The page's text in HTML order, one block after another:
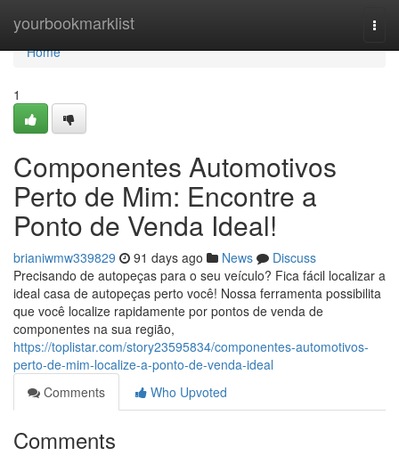
yourbookmarklist
Home
Home
1
Componentes Automotivos
Perto de Mim: Encontre a
Ponto de Venda Ideal!
brianiwmw339829 91 days ago News
Discuss
Precisando de autopeças para o seu veículo? Fica fácil localizar a
ideal casa de autopeças perto você! Nossa ferramenta possibilita
que você localize rapidamente por pontos de venda de
componentes na sua região,
https://toplistar.com/story23595834/componentes-automotivos-
perto-de-mim-localize-a-ponto-de-venda-ideal
Comments
Who Upvoted
Comments